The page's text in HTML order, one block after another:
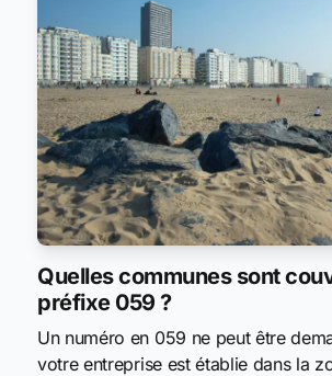
Quelles communes sont
préfixe 059 ?
Un numéro en 059 ne peut être
votre entreprise est établie dans la